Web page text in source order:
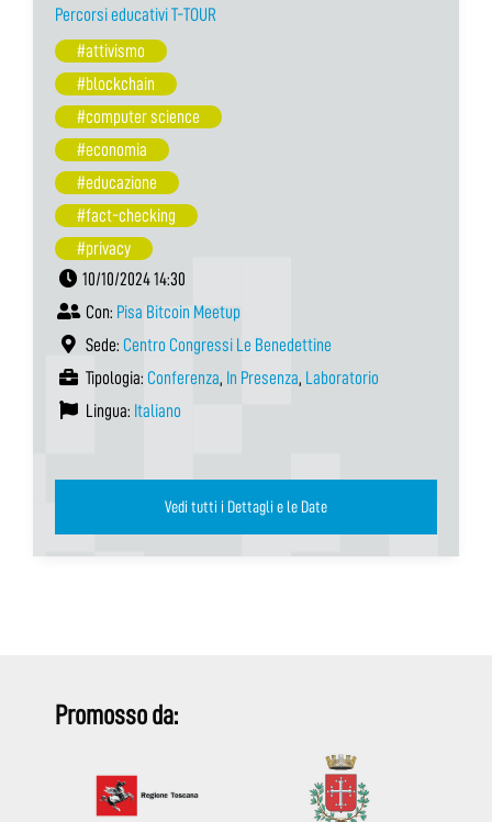
Percorsi educativi T-TOUR
#attivismo
#blockchain
#computer science
#economia
#educazione
#fact-checking
#privacy
10/10/2024 14:30
Con: Pisa Bitcoin Meetup
Sede: Centro Congressi Le Benedettine
Tipologia: Conferenza, In Presenza, Laboratorio
Lingua: Italiano
Vedi tutti i Dettagli e le Date
Promosso da: